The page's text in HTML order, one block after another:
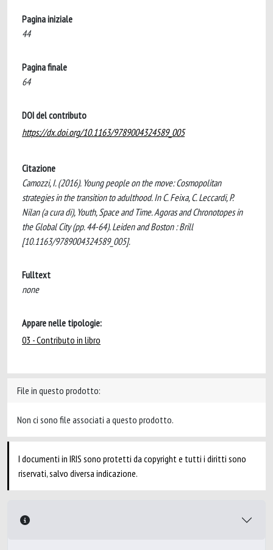
Pagina iniziale
44
Pagina finale
64
DOI del contributo
https://dx.doi.org/10.1163/9789004324589_005
Citazione
Camozzi, I. (2016). Young people on the move: Cosmopolitan
strategies in the transition to adulthood. In C. Feixa, C. Leccardi, P.
Nilan (a cura di), Youth, Space and Time. Agoras and Chronotopes in
the Global City (pp. 44-64). Leiden and Boston : Brill
[10.1163/9789004324589_005].
Fulltext
none
Appare nelle tipologie:
03 - Contributo in libro
File in questo prodotto:
Non ci sono file associati a questo prodotto.
I documenti in IRIS sono protetti da copyright e tutti i diritti sono
riservati, salvo diversa indicazione.